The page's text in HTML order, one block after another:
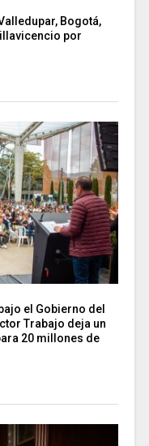
Bogotá,
por
el Gobierno del
Trabajo deja un
20 millones de